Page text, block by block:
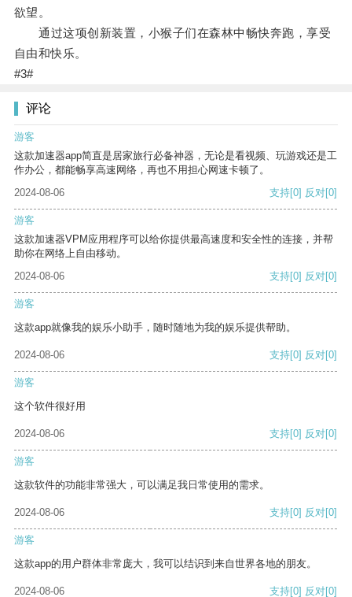
欲望。
通过这项创新装置，小猴子们在森林中畅快奔跑，享受
自由和快乐。
#3#
评论
游客
这款加速器app简直是居家旅行必备神器，无论是看视频、玩游戏还是工
作办公，都能畅享高速网络，再也不用担心网速卡顿了。
2024-08-06
支持[0] 反对[0]
游客
这款加速器VPM应用程序可以给你提供最高速度和安全性的连接，并帮
助你在网络上自由移动。
2024-08-06
支持[0] 反对[0]
游客
这款app就像我的娱乐小助手，随时随地为我的娱乐提供帮助。
2024-08-06 支持[0] 反对[0]
游客
这个软件很好用
2024-08-06 支持[0] 反对[0]
游客
这款软件的功能非常强大，可以满足我日常使用的需求。
2024-08-06 支持[0] 反对[0]
游客
这款app的用户群体非常庞大，我可以结识到来自世界各地的朋友。
2024-08-06 支持[0] 反对[0]